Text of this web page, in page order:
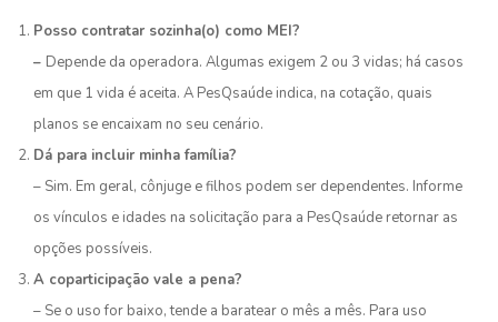
Posso contratar sozinha(o) como MEI?
– Depende da operadora. Algumas exigem 2 ou 3 vidas; há casos
em que 1 vida é aceita. A PesQsaúde indica, na cotação, quais
planos se encaixam no seu cenário.
Dá para incluir minha família?
– Sim. Em geral, cônjuge e filhos podem ser dependentes. Informe
os vínculos e idades na solicitação para a PesQsaúde retornar as
opções possíveis.
A coparticipação vale a pena?
– Se o uso for baixo, tende a baratear o mês a mês. Para uso